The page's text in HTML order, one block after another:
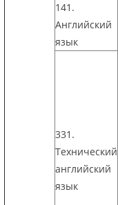
141.
Английский
язык
331.
Технический
английский
язык